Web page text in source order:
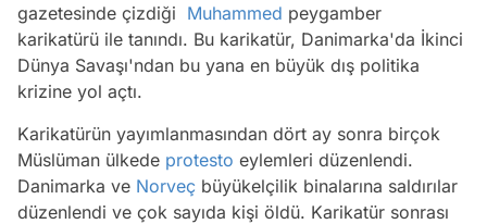
gazetesinde çizdiği Muhammed peygamber
karikatürü ile tanındı. Bu karikatür, Danimarka'da İkinci
Dünya Savaşı'ndan bu yana en büyük dış politika
krizine yol açtı.
Karikatürün yayımlanmasından dört ay sonra birçok
Müslüman ülkede protesto eylemleri düzenlendi.
Danimarka ve Norveç büyükelçilik binalarına saldırılar
düzenlendi ve çok sayıda kişi öldü. Karikatür sonrası